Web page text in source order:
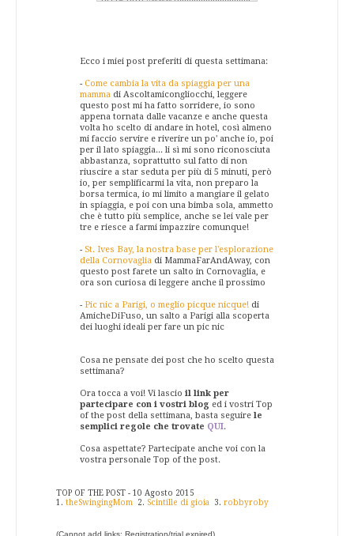
Ecco i miei post preferiti di questa settimana:
- Come cambia la vita da spiaggia per una
mamma di Ascoltamicongliocchi, leggere
questo post mi ha fatto sorridere, io sono
appena tornata dalle vacanze e anche questa
volta ho scelto di andare in hotel, così almeno
mi faccio servire e riverire un po' anche io, poi
per il lato spiaggia... li sì mi sono riconosciuta
abbastanza, soprattutto sul fatto di non
riuscire a star seduta per più di 5 minuti, però
io, per semplificarmi la vita, non preparo la
borsa termica, io mi limito a mangiare il gelato
in spiaggia, e poi con una bimba sola, ammetto
che è tutto più semplice, anche se lei vale per
tre e riesce a farmi impazzire comunque!
- St. Ives Bay, la nostra base per l'esplorazione
della Cornovaglia di MammaFarAndAway, con
questo post farete un salto in Cornovaglia, e
ora son curiosa di leggere anche il prossimo
- Pic nic a Parigi, o meglio picque nicque! di
AmicheDiFuso, un salto a Parigi alla scoperta
dei luoghi ideali per fare un pic nic
Cosa ne pensate dei post che ho scelto questa
settimana?
Ora tocca a voi! Vi lascio il link per
partecipare con i vostri blog ed i vostri Top
of the post della settimana, basta seguire le
semplici regole che trovate QUI.
Cosa aspettate? Partecipate anche voi con la
vostra personale Top of the post.
TOP OF THE POST - 10 Agosto 2015
1. theSwingingMom 2. Scintille di gioia 3. robbyroby
(Cannot add links: Registration/trial expired)